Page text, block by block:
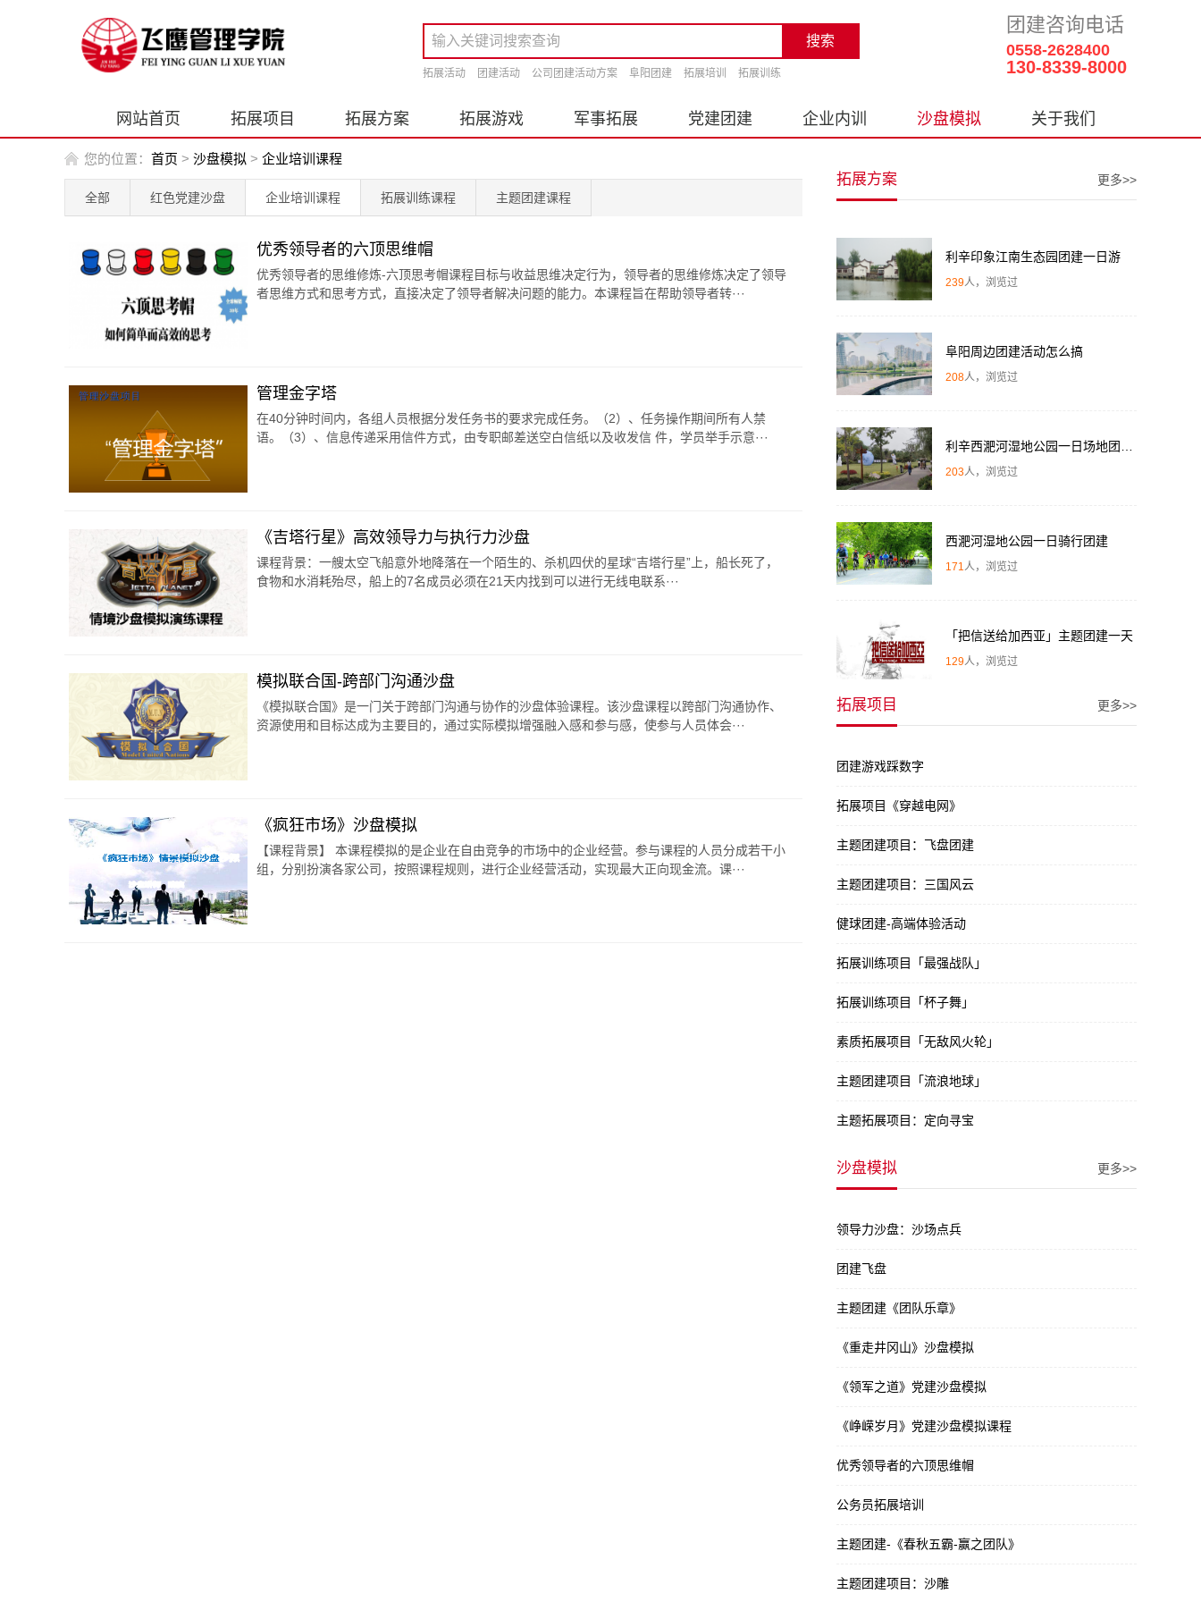
拓展活动 团建活动 公司团建活动方案 阜阳团建 拓展培训 拓展训练
团建咨询电话
0558-2628400
130-8339-8000
网站首页 拓展项目 拓展方案 拓展游戏 军事拓展 党建团建 企业内训 沙盘模拟 关于我们
您的位置： 首页 > 沙盘模拟 > 企业培训课程
全部 红色党建沙盘 企业培训课程 拓展训练课程 主题团建课程
优秀领导者的六顶思维帽
优秀领导者的思维修炼-六顶思考帽课程目标与收益思维决定行为，领导者的思维修炼决定了领导
者思维方式和思考方式，直接决定了领导者解决问题的能力。本课程旨在帮助领导者转···
管理金字塔
在40分钟时间内，各组人员根据分发任务书的要求完成任务。（2）、任务操作期间所有人禁
语。（3）、信息传递采用信件方式，由专职邮差送空白信纸以及收发信 件，学员举手示意···
《吉塔行星》高效领导力与执行力沙盘
课程背景：一艘太空飞船意外地降落在一个陌生的、杀机四伏的星球“吉塔行星”上，船长死了，
食物和水消耗殆尽，船上的7名成员必须在21天内找到可以进行无线电联系···
模拟联合国-跨部门沟通沙盘
《模拟联合国》是一门关于跨部门沟通与协作的沙盘体验课程。该沙盘课程以跨部门沟通协作、
资源使用和目标达成为主要目的，通过实际模拟增强融入感和参与感，使参与人员体会···
《疯狂市场》沙盘模拟
【课程背景】 本课程模拟的是企业在自由竞争的市场中的企业经营。参与课程的人员分成若干小
组，分别扮演各家公司，按照课程规则，进行企业经营活动，实现最大正向现金流。课···
拓展方案 更多>>
利辛印象江南生态园团建一日游
239人，浏览过
阜阳周边团建活动怎么搞
208人，浏览过
203人，浏览过
西淝河湿地公园一日骑行团建
171人，浏览过
「把信送给加西亚」主题团建一天
129人，浏览过
拓展项目 更多>>
团建游戏踩数字
拓展项目《穿越电网》
主题团建项目：飞盘团建
主题团建项目：三国风云
健球团建-高端体验活动
拓展训练项目「最强战队」
拓展训练项目「杯子舞」
素质拓展项目「无敌风火轮」
主题团建项目「流浪地球」
主题拓展项目：定向寻宝
沙盘模拟 更多>>
领导力沙盘：沙场点兵
团建飞盘
主题团建《团队乐章》
《重走井冈山》沙盘模拟
《领军之道》党建沙盘模拟
《峥嵘岁月》党建沙盘模拟课程
优秀领导者的六顶思维帽
公务员拓展培训
主题团建-《春秋五霸-赢之团队》
主题团建项目：沙雕